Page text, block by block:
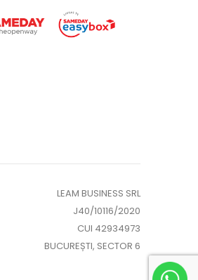
LEAM BUSINESS SRL
J40/10116/2020
CUI 42934973
BUCUREȘTI, SECTOR 6